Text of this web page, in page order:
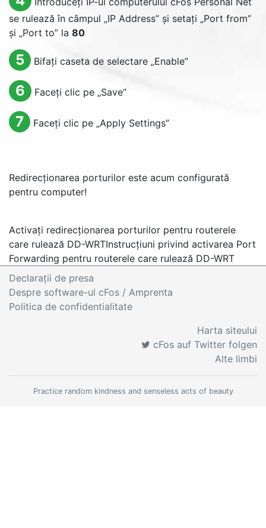
se rulează în câmpul „IP Address” și setați „Port from”
și „Port to” la 80
5 Bifați caseta de selectare „Enable”
6 Faceți clic pe „Save”
7 Faceți clic pe „Apply Settings”
Redirecționarea porturilor este acum configurată
pentru computer!
Activați redirecționarea porturilor pentru routerele
care rulează DD-WRTInstrucțiuni privind activarea Port
Forwarding pentru routerele care rulează DD-WRT
Declaraţii de presa
Despre software-ul cFos / Amprenta
Politica de confidentialitate
Harta siteului
cFos auf Twitter folgen
Alte limbi
Practice random kindness and senseless acts of beauty